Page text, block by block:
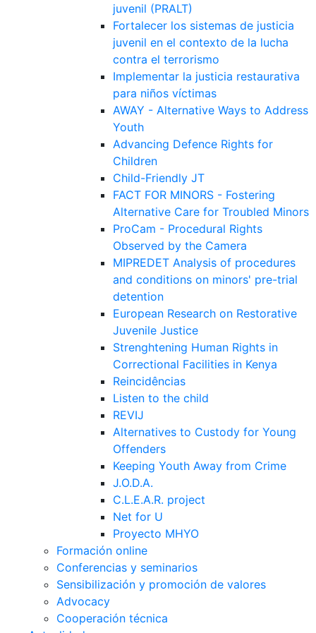
juvenil (PRALT)
Fortalecer los sistemas de justicia
juvenil en el contexto de la lucha
contra el terrorismo
Implementar la justicia restaurativa
para niños víctimas
AWAY - Alternative Ways to Address
Youth
Advancing Defence Rights for
Children
Child-Friendly JT
FACT FOR MINORS - Fostering
Alternative Care for Troubled Minors
ProCam - Procedural Rights
Observed by the Camera
MIPREDET Analysis of procedures
and conditions on minors' pre-trial
detention
European Research on Restorative
Juvenile Justice
Strenghtening Human Rights in
Correctional Facilities in Kenya
Reincidências
Listen to the child
REVIJ
Alternatives to Custody for Young
Offenders
Keeping Youth Away from Crime
J.O.D.A.
C.L.E.A.R. project
Net for U
Proyecto MHYO
Formación online
Conferencias y seminarios
Sensibilización y promoción de valores
Advocacy
Cooperación técnica